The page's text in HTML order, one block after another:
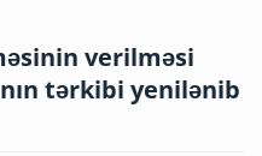
verilməsi
tərkibi yenilənib